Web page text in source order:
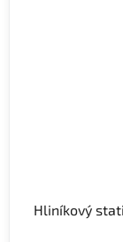
Hliníkový